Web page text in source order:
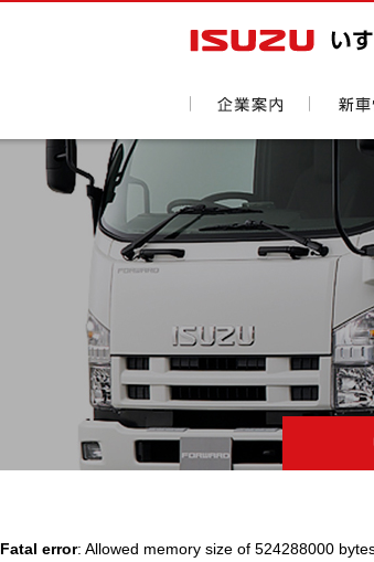
Fatal error: Allowed memory size of 524288000